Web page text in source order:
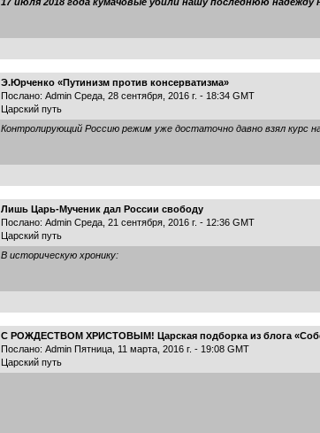
Э.Юрченко «Путинизм против консерватизма»
Послано: Admin Среда, 28 сентября, 2016 г. - 18:34 GMT
Царский путь
Контролирующий Россию режим уже достаточно давно взял курс
Лишь Царь-Мученик дал России свободу
Послано: Admin Среда, 21 сентября, 2016 г. - 12:36 GMT
Царский путь
В историческую хронику:
С РОЖДЕСТВОМ ХРИСТОВЫМ! Царская подборка из блога
Послано: Admin Пятница, 11 марта, 2016 г. - 19:08 GMT
Царский путь